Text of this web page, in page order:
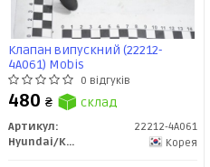
Клапан випускний (22212-
4A061) Mobis
0 відгуків
480 ₴ склад
Артикул:
22212-4A061
Hyundai/Kia/Mobis
Корея